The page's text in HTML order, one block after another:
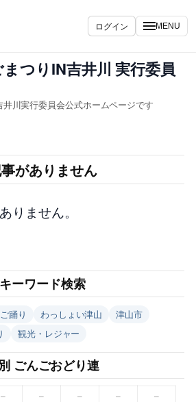
ログイン MENU
つりIN吉井川 実行委員
川実行委員会公式ホームページです
がありません
りません。
キーワード検索
踊り わっしょい津山
津山市
観光・レジャー
ごんごおどり連
– – – –
–